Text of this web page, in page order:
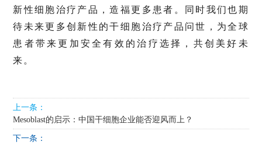
新性细胞治疗产品，造福更多患者。同时我们也期
待未来更多创新性的干细胞治疗产品问世，为全球
患者带来更加安全有效的治疗选择，共创美好未
来。
上一条：
Mesoblast的启示：中国干细胞企业能否迎风而上？
下一条：